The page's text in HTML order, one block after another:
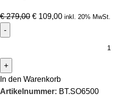
€279,00 € 109,00 inkl. 20% MwSt.
In den Warenkorb
Artikelnummer: BT.SO6500